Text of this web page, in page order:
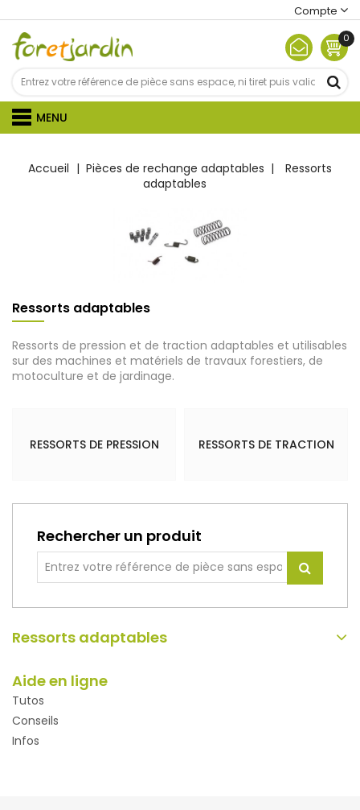
Compte
0
MENU
Accueil Pièces de rechange adaptables
Ressorts
adaptables
Ressorts adaptables
Ressorts de pression et de traction adaptables et utilisables
sur des machines et matériels de travaux forestiers, de
motoculture et de jardinage.
RESSORTS DE PRESSION RESSORTS DE TRACTION
Rechercher un produit
Ressorts adaptables
Aide en ligne
Tutos
Conseils
Infos